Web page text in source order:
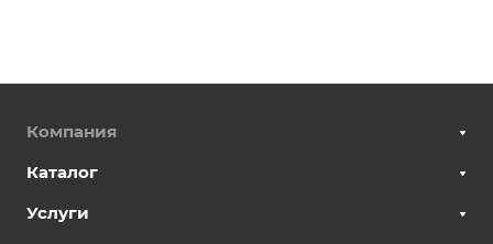
Компания
Каталог
Услуги